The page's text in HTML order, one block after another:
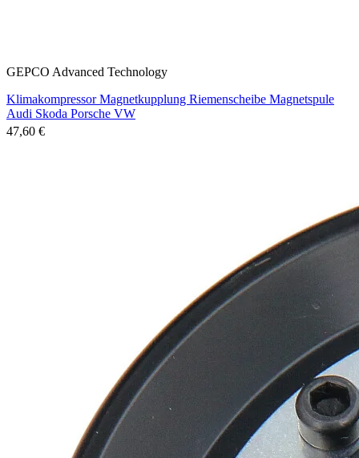
GEPCO Advanced Technology
Klimakompressor Magnetkupplung Riemenscheibe Magnetspule
Audi Skoda Porsche VW
47,60 €